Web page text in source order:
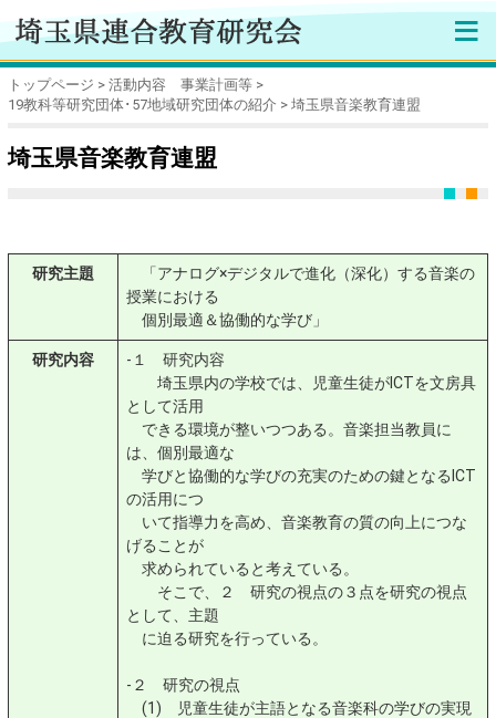
≡
トップページ
活動内容 事業計画等
19教科等研究団体･57地域研究団体の紹介
埼玉県音楽教育連盟
埼玉県音楽教育連盟
研究主題
「アナログ×デジタルで進化（深化）する音楽の
授業における
個別最適＆協働的な学び」
研究内容
-１ 研究内容
埼玉県内の学校では、児童生徒がICTを文房具
として活用
できる環境が整いつつある。音楽担当教員に
は、個別最適な
学びと協働的な学びの充実のための鍵となるICT
の活用につ
いて指導力を高め、音楽教育の質の向上につな
げることが
求められていると考えている。
そこで、２ 研究の視点の３点を研究の視点
として、主題
に迫る研究を行っている。
-２ 研究の視点
(1) 児童生徒が主語となる音楽科の学びの実現